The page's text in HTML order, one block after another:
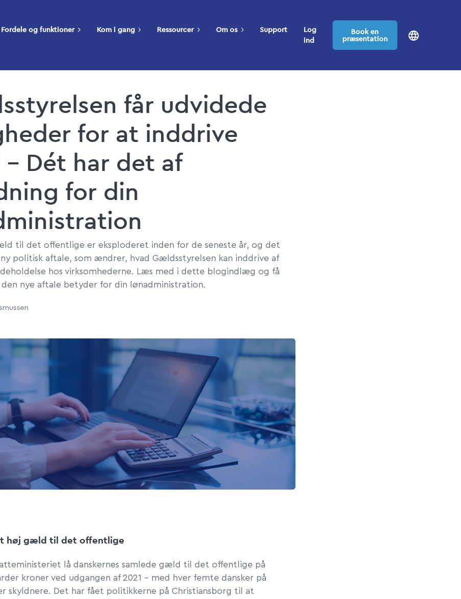
Fordele og funktioner Kom i gang Ressourcer Om os Support
Log
ind
Book en
præsentation
får udvidede
for at inddrive
Dét har det af
for din
til det offentlige er eksploderet inden for de seneste år, og det
politisk aftale, som ændrer, hvad Gældsstyrelsen kan inddrive af
hos virksomhederne. Læs med i dette blogindlæg og få
den nye aftale betyder for din lønadministration.
høj gæld til det offentlige
lå danskernes samlede gæld til det offentlige på
kroner ved udgangen af 2021 – med hver femte dansker på
skyldnere. Det har fået politikkerne på Christiansborg til at